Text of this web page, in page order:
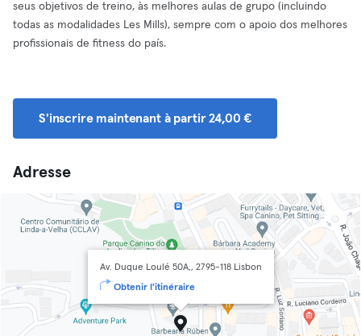
seus objetivos de treino, às melhores aulas de grupo (incluindo
todas as modalidades Les Mills), sempre com o apoio dos melhores
profissionais de fitness do país.
S'inscrire maintenant à partir 24,00 €
Adresse
Av. Duque Loulé 50A,, 2795-118 Lisbon
Obtenir l'itinéraire